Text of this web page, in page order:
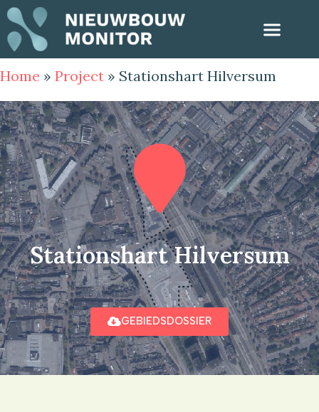
Home » Project » Stationshart Hilversum
Stationshart Hilversum
GEBIEDSDOSSIER